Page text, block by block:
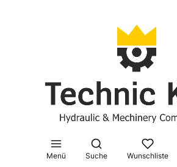
Menü
Suchmaschine öffnen
Suche Wunschliste